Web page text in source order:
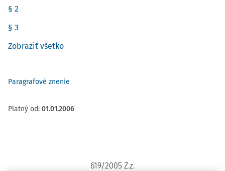
§ 2
§ 3
Zobraziť všetko
Paragrafové znenie
Platný od: 01.01.2006
619/2005 Z.z.